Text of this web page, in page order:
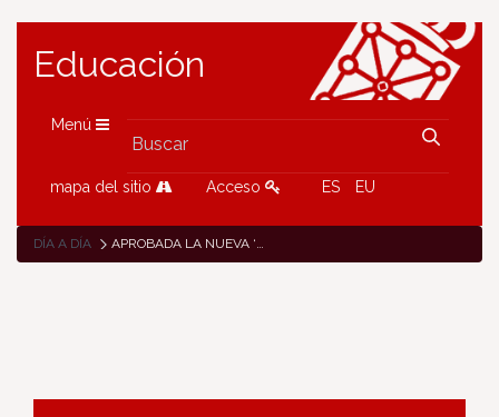
Educación
Menú
mapa del sitio Acceso ES EU
DÍA A DÍA APROBADA LA NUEVA ‘CONSTITUCIÓN’ EDUCATIVA DE NAVARRA, QUE ABRE PASO A REGLAMENTOS ESPECÍFICOS DE FP, CONSERVATORIOS, ESCUELAS RURALES, DE ARTE Y DE IDIOMAS Y CENTROS DE EDUCACIÓN ESPECIAL